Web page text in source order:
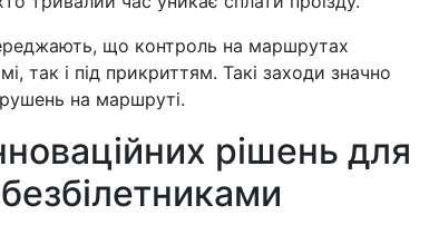
що контроль на маршрутах
так і під прикриттям. Такі заходи значно
на маршруті.
рішень для